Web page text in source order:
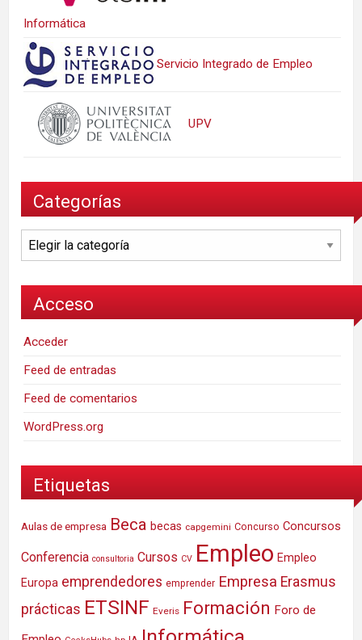
Informática
Servicio Integrado de Empleo
UPV
Categorías
Categorías
Acceso
Acceder
Feed de entradas
Feed de comentarios
WordPress.org
Etiquetas
Aulas de empresa Beca becas capgemini Concurso Concursos
Conferencia consultoria Cursos CV Empleo Empleo
Europa emprendedores emprender Empresa Erasmus
prácticas ETSINF Everis Formación Foro de